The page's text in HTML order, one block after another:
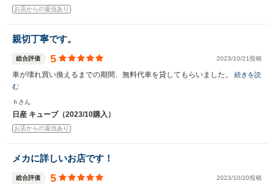
お店からの返信あり
親切丁寧です。
総合評価 5 2023/10/21投稿
車が壊れ買い換えるまでの期間、無料代車を貸してもらいました。 続きを読
む
ｈさん
日産 キューブ（2023/10購入）
お店からの返信あり
メカに詳しいお店です！
総合評価 5 2023/10/20投稿